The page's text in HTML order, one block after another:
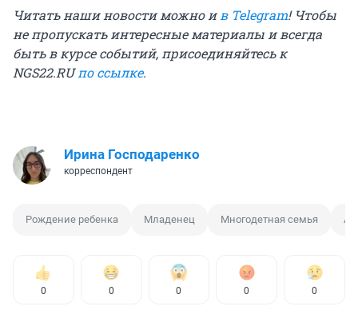
Читать наши новости можно ив Telegram! Чтобы
не пропускать интересные материалы и всегда
быть в курсе событий, присоединяйтесь к
NGS22.RUпо ссылке.
Ирина Господаренко
корреспондент
Рождение ребенка Младенец Многодетная семья
0 0 0 0 0